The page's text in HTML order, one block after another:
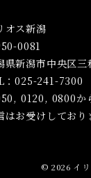
オス新潟
0081
県新潟市中央区三
：025-241-7300
0120, 0800か
はお受けしており
© 2026 イ